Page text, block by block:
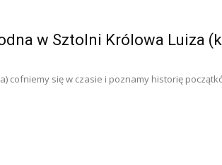
w Sztolni Królowa Luiza
cofniemy się w czasie i poznamy historię